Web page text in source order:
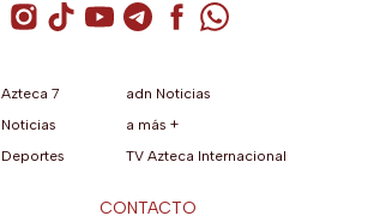
Cuenta de X / Twitter (se abre en una
Cuenta de Instagram (se abre en una
Cuenta de TikTok (se abre en
Cuenta de YouTube (se abre
Cuenta de Telegram (se
Cuenta de
Cuenta de
Azteca 7
Noticias
Deportes
adn Noticias
a más +
TV Azteca Internacional
CONTACTO